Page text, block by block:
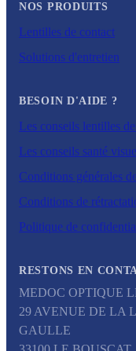
NOS PRODUITS
Lentilles de contact
Solutions d'entretien
BESOIN D'AIDE ?
Les conseils lentilles
Les conseils santé
Conditions générales
Conditions de
Politique de
RESTONS EN
MEDOC OPTIQUE
29 AVENUE DE LA
GAULLE